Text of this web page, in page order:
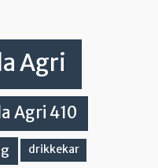
Agri
Agri 410
drikkekar